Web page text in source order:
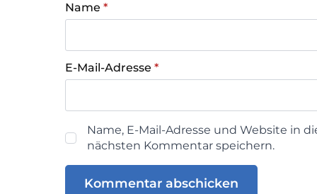
Name *
E-Mail-Adresse *
Name, E-Mail-Adresse und Website in
nächsten Kommentar speichern.